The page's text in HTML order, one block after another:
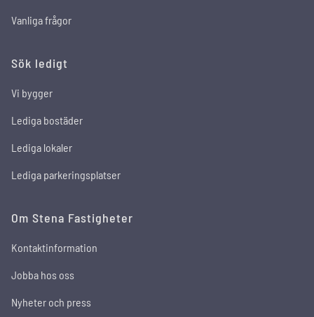
Vanliga frågor
Sök ledigt
Vi bygger
Lediga bostäder
Lediga lokaler
Lediga parkeringsplatser
Om Stena Fastigheter
Kontaktinformation
Jobba hos oss
Nyheter och press